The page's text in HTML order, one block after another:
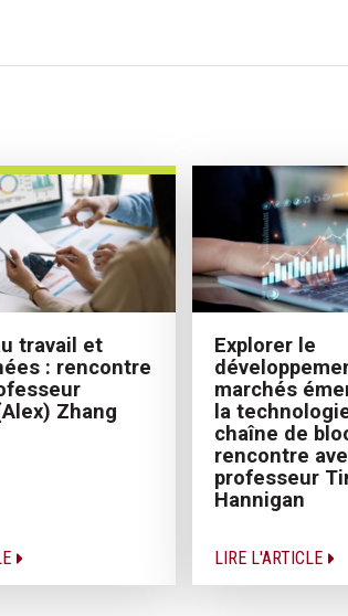
travail et
: rencontre
Zhang
Explorer le
marchés
la
chaîne de
rencontre
professeur
Hannigan
LIRE L'ARTICLE